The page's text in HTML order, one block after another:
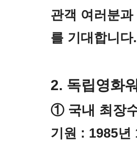
관객 여러분
를 기대합니다.
2. 독립영화
① 국내 최장
기원 : 1985년